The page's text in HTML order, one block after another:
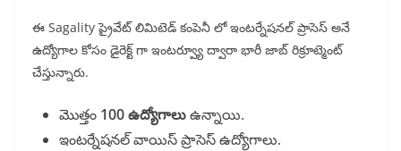
ఈ Sagality ప్రైవేట్ లిమిటెడ్ కంపెనీ లో ఇంటర్నేషనల్ ప్రాసెస్ అనే
ఉద్యోగాల కోసం డైరెక్ట్ గా ఇంటర్వ్యూ ద్వారా భారీ జాబ్ రిక్రూట్మెంట్
చేస్తున్నారు.
మొత్తం 100 ఉద్యోగాలుఉన్నాయి.
ఇంటర్నేషనల్ వాయిస్ ప్రాసెస్ ఉద్యోగాలు.